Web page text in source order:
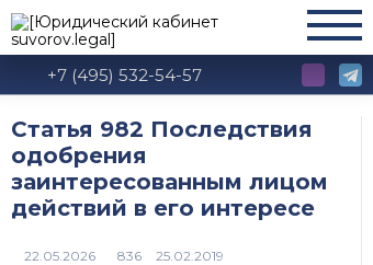
+7 (495) 532-54-57
Статья 982 Последствия
одобрения
заинтересованным лицом
действий в его интересе
836